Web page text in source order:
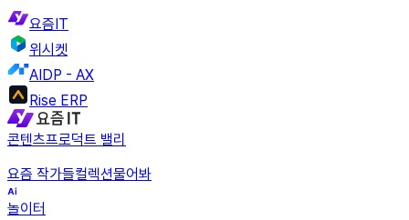
요즘IT
위시켓
AIDP - AX
Rise ERP
콘텐츠프로덕트 밸리
요즘 작가들컬렉션물어봐
놀이터